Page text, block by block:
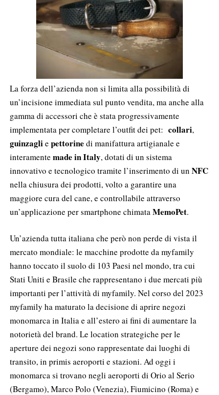
La forza dell’azienda non si limita alla possibilità di
un’incisione immediata sul punto vendita, ma anche alla
gamma di accessori che è stata progressivamente
implementata per completare l’outfit dei pet: collari,
guinzaglie pettorine di manifattura artigianale e
interamente made in Italy, dotati di un sistema
innovativo e tecnologico tramite l’inserimento di un NFC
nella chiusura dei prodotti, volto a garantire una
maggiore cura del cane, e controllabile attraverso
un’applicazione per smartphone chimataMemoPet.
Un’azienda tutta italiana che però non perde di vista il
mercato mondiale: le macchine prodotte da myfamily
hanno toccato il suolo di 103 Paesi nel mondo, tra cui
Stati Uniti e Brasile che rappresentano i due mercati più
importanti per l’attività di myfamily. Nel corso del 2023
myfamily ha maturato la decisione di aprire negozi
monomarca in Italia e all’estero ai fini di aumentare la
notorietà del brand. Le location strategiche per le
aperture dei negozi sono rappresentate dai luoghi di
transito, in primis aeroporti e stazioni. Ad oggi i
monomarca si trovano negli aeroporti di Orio al Serio
(Bergamo), Marco Polo (Venezia), Fiumicino (Roma) e